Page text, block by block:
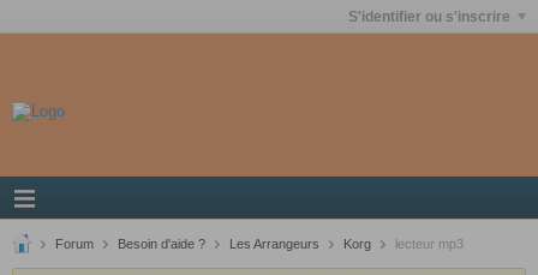
S'identifier ou s'inscrire
Forum Besoin d'aide ? Les Arrangeurs Korg lecteur mp3